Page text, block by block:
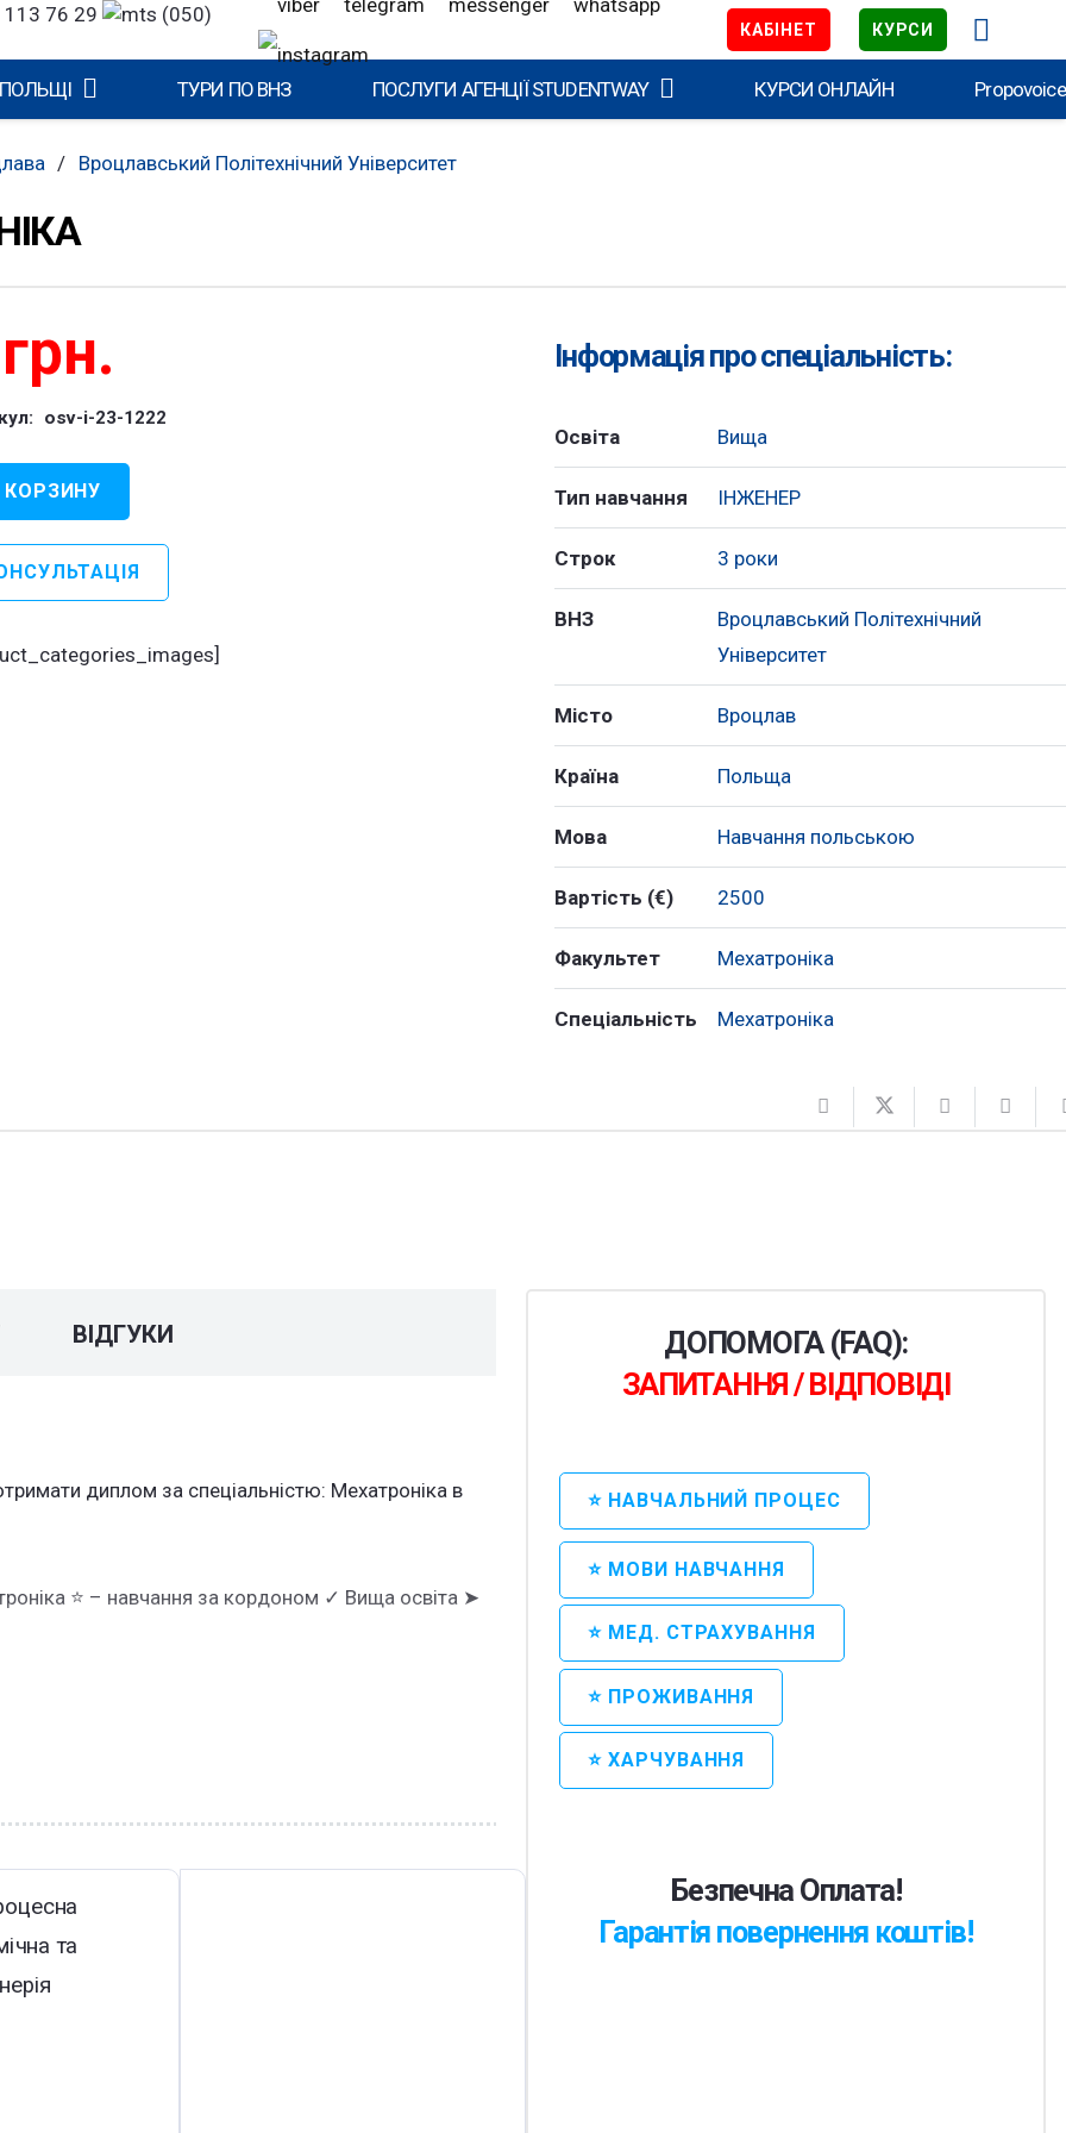
113 76 29
(050)
КАБІНЕТ КУРСИ
ТУРИ ПО ВНЗ ПОСЛУГИ АГЕНЦІЇ STUDENTWAY КУРСИ ОНЛАЙН
/ Вроцлавський Політехнічний Університет
грн.
osv-i-23-1222
КОРЗИНУ
Інформація про спеціальність:
Освіта Вища
Тип навчання ІНЖЕНЕР
Строк 3 роки
ВНЗ
Вроцлавський Політехнічний
Університет
Місто Вроцлав
Країна Польща
Мова Навчання польською
Вартість (€) 2500
Факультет Мехатроніка
Спеціальність Мехатроніка
ВІДГУКИ
диплом за спеціальністю: Мехатроніка в
⭐ – навчання за кордоном ✓ Вища освіта ➤
ДОПОМОГА (FAQ):
ЗАПИТАННЯ / ВІДПОВІДІ
⭐ НАВЧАЛЬНИЙ ПРОЦЕС
⭐ МОВИ НАВЧАННЯ
⭐ МЕД. СТРАХУВАННЯ
⭐ ПРОЖИВАННЯ
⭐ ХАРЧУВАННЯ
Безпечна Оплата!
Гарантія повернення коштів!